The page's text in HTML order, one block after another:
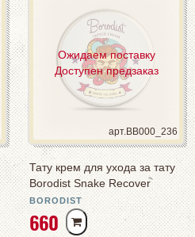
Ожидаем поставку
Доступен предзаказ
арт.BB000_236
Тату крем для ухода за тату
Borodist Snake Recover
BORODIST
660РУБ